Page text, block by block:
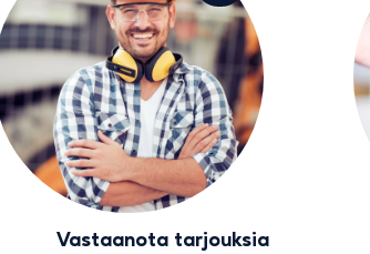
Vastaanota tarjouksia